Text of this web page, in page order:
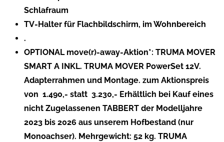
Schlafraum
TV-Halter für Flachbildschirm, im Wohnbereich
.
OPTIONAL move(r)-away-Aktion*: TRUMA MOVER
SMART A INKL. TRUMA MOVER PowerSet 12V.
Adapterrahmen und Montage. zum Aktionspreis
von  1.490,- statt  3.230,- Erhältlich bei Kauf eines
nicht Zugelassenen TABBERT der Modelljahre
2023 bis 2026 aus unserem Hofbestand (nur
Monoachser). Mehrgewicht: 52 kg. TRUMA